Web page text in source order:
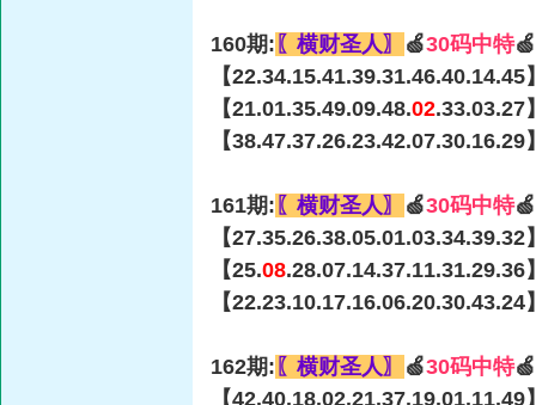
160期: 〖横财圣人〗 🍏30码中特
【22.34.15.41.39.31.46.40.14.45
【21.01.35.49.09.48.02.33.03.27
【38.47.37.26.23.42.07.30.16.29
161期: 〖横财圣人〗 🍏30码中特
【27.35.26.38.05.01.03.34.39.32
【25.08.28.07.14.37.11.31.29.36
【22.23.10.17.16.06.20.30.43.24
162期: 〖横财圣人〗 🍏30码中特
【42.40.18.02.21.37.19.01.11.49